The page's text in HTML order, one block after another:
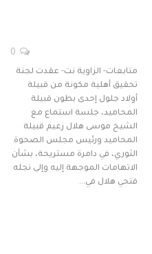
متابعات- الزاوية نت- عقدت لجنة
تحقيق أهلية مكونة من قبيلة
أولاد جلول إحدى بطون قبيلة
المحاميد، جلسة استماع مع
الشيخ موسى هلال زعيم قبيلة
المحاميد ورئيس مجلس الصحوة
الثوري، في دامرة مستريحة، بشأن
الاتهامات الموجهة إليه وإلى نجله
فتحي هلال في…